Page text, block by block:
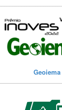
Geoiema